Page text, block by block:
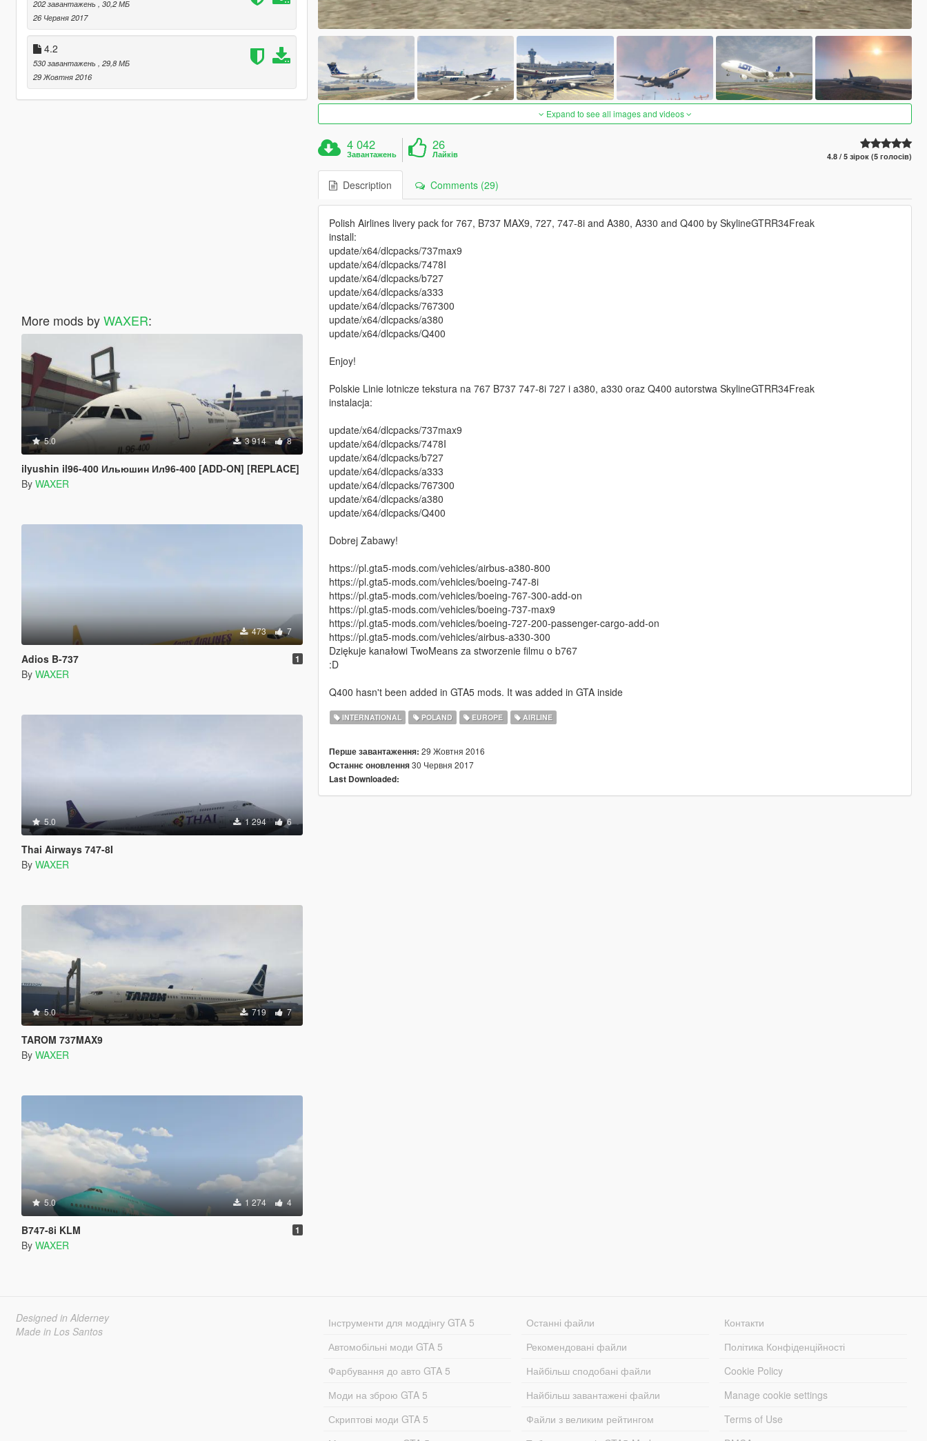
202 завантажень
, 30,2 МБ
26 Червня 2017
4.2
530 завантажень
, 29,8 МБ
29 Жовтня 2016
More mods byWAXER:
5.0 3 914 8
ilyushin il96-400 Ильюшин Ил96-400 [ADD-ON] [REPLACE]
By WAXER
473 7
Adios B-737 1
By WAXER
5.0 1 294 6
Thai Airways 747-8I
By WAXER
5.0 719 7
TAROM 737MAX9
By WAXER
5.0 1 274 4
B747-8i KLM 1
By WAXER
Expand to see all images and videos
4 042
Завантажень
26
Лайків 4.8 / 5 зірок (5 голосів)
Description Comments (29)
Polish Airlines livery pack for 767, B737 MAX9, 727, 747-8i and A380, A330 and Q400 by SkylineGTRR34Freak
install:
update/x64/dlcpacks/737max9
update/x64/dlcpacks/7478I
update/x64/dlcpacks/b727
update/x64/dlcpacks/a333
update/x64/dlcpacks/767300
update/x64/dlcpacks/a380
update/x64/dlcpacks/Q400
Enjoy!
Polskie Linie lotnicze tekstura na 767 B737 747-8i 727 i a380, a330 oraz Q400 autorstwa SkylineGTRR34Freak
instalacja:
update/x64/dlcpacks/737max9
update/x64/dlcpacks/7478I
update/x64/dlcpacks/b727
update/x64/dlcpacks/a333
update/x64/dlcpacks/767300
update/x64/dlcpacks/a380
update/x64/dlcpacks/Q400
Dobrej Zabawy!
https://pl.gta5-mods.com/vehicles/airbus-a380-800
https://pl.gta5-mods.com/vehicles/boeing-747-8i
https://pl.gta5-mods.com/vehicles/boeing-767-300-add-on
https://pl.gta5-mods.com/vehicles/boeing-737-max9
https://pl.gta5-mods.com/vehicles/boeing-727-200-passenger-cargo-add-on
https://pl.gta5-mods.com/vehicles/airbus-a330-300
Dziękuje kanałowi TwoMeans za stworzenie filmu o b767
:D
Q400 hasn't been added in GTA5 mods. It was added in GTA inside
INTERNATIONAL POLAND EUROPE AIRLINE
Перше завантаження: 29 Жовтня 2016
Останнє оновлення30 Червня 2017
Last Downloaded:
Designed in Alderney
Made in Los Santos
Інструменти для моддінгу GTA 5
Автомобільні моди GTA 5
Фарбування до авто GTA 5
Моди на зброю GTA 5
Скриптові моди GTA 5
Останні файли
Рекомендовані файли
Найбільш сподобані файли
Найбільш завантажені файли
Файли з великим рейтингом
Контакти
Політика Конфіденційності
Cookie Policy
Manage cookie settings
Terms of Use